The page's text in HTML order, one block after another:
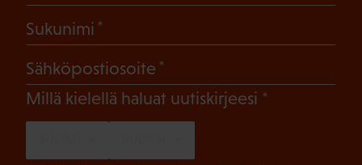
Sukunimi
Sähköpostiosoite
Millä kielellä haluat uutiskirjeesi (Pakollinen)